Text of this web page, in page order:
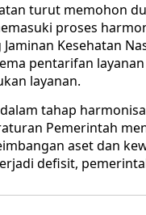
turut memohon
proses
Kesehatan
pentarifan
layanan.
tahap
Pemerintah
aset dan
defisit,